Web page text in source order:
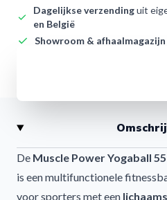
Dagelijkse verzendinguit
en België
Showroom & afhaalmagazijn
De Muscle Power Yogaball
is een multifunctionele
voor sporters met een